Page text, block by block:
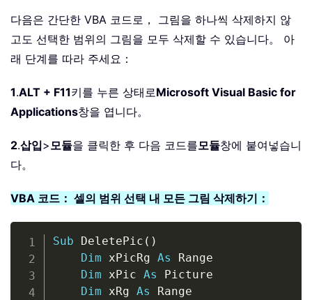
다음은 간단한 VBA 코드로， 그림을 하나씩 삭제하지 않
고도 선택한 범위의 그림을 모두 삭제할 수 있습니다。 아
래 단계를 따라 주세요：
1.ALT + F11키를 누른 상태로Microsoft Visual Basic for
Applications창을 엽니다。
2.삽입>모듈을 클릭한 후 다음 코드를모듈창에 붙여넣습니
다。
VBA 코드： 셀의 범위 선택 내 모든 그림 삭제하기：
Sub DeletePic ( )
Dim xPicRg As Range
Dim xPic As Picture
Dim xRg As Range